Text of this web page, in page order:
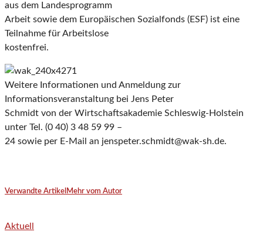
aus dem Landesprogramm
Arbeit sowie dem Europäischen Sozialfonds (ESF) ist eine
Teilnahme für Arbeitslose
kostenfrei.
Weitere Informationen und Anmeldung zur
Informationsveranstaltung bei Jens Peter
Schmidt von der Wirtschaftsakademie Schleswig-Holstein
unter Tel. (0 40) 3 48 59 99 –
24 sowie per E-Mail an jenspeter.schmidt@wak-sh.de.
Verwandte Artikel Mehr vom Autor
Aktuell